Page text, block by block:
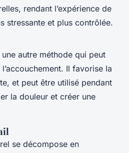
rendant l’expérience de
stressante et plus contrôlée.
autre méthode qui peut
Il favorise la
et peut être utilisé pendant
la douleur et créer une
se décompose en